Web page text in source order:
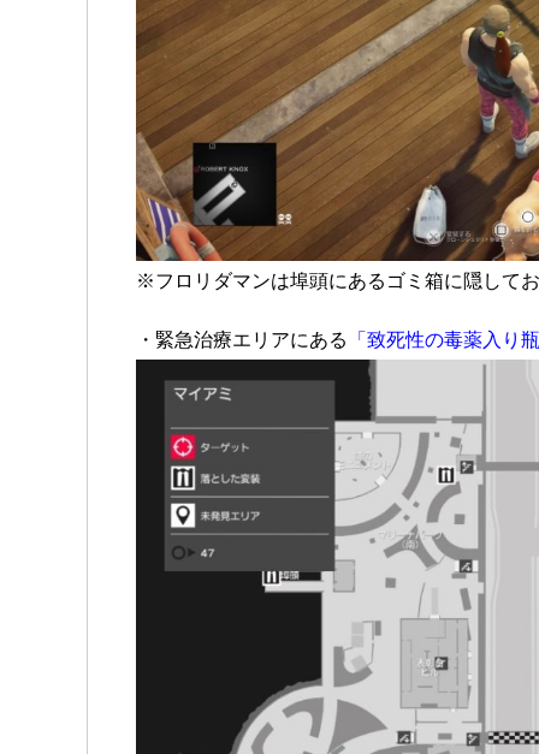
※フロリダマンは埠頭にあるゴミ箱に隠して
・緊急治療エリアにある 「致死性の毒薬入り